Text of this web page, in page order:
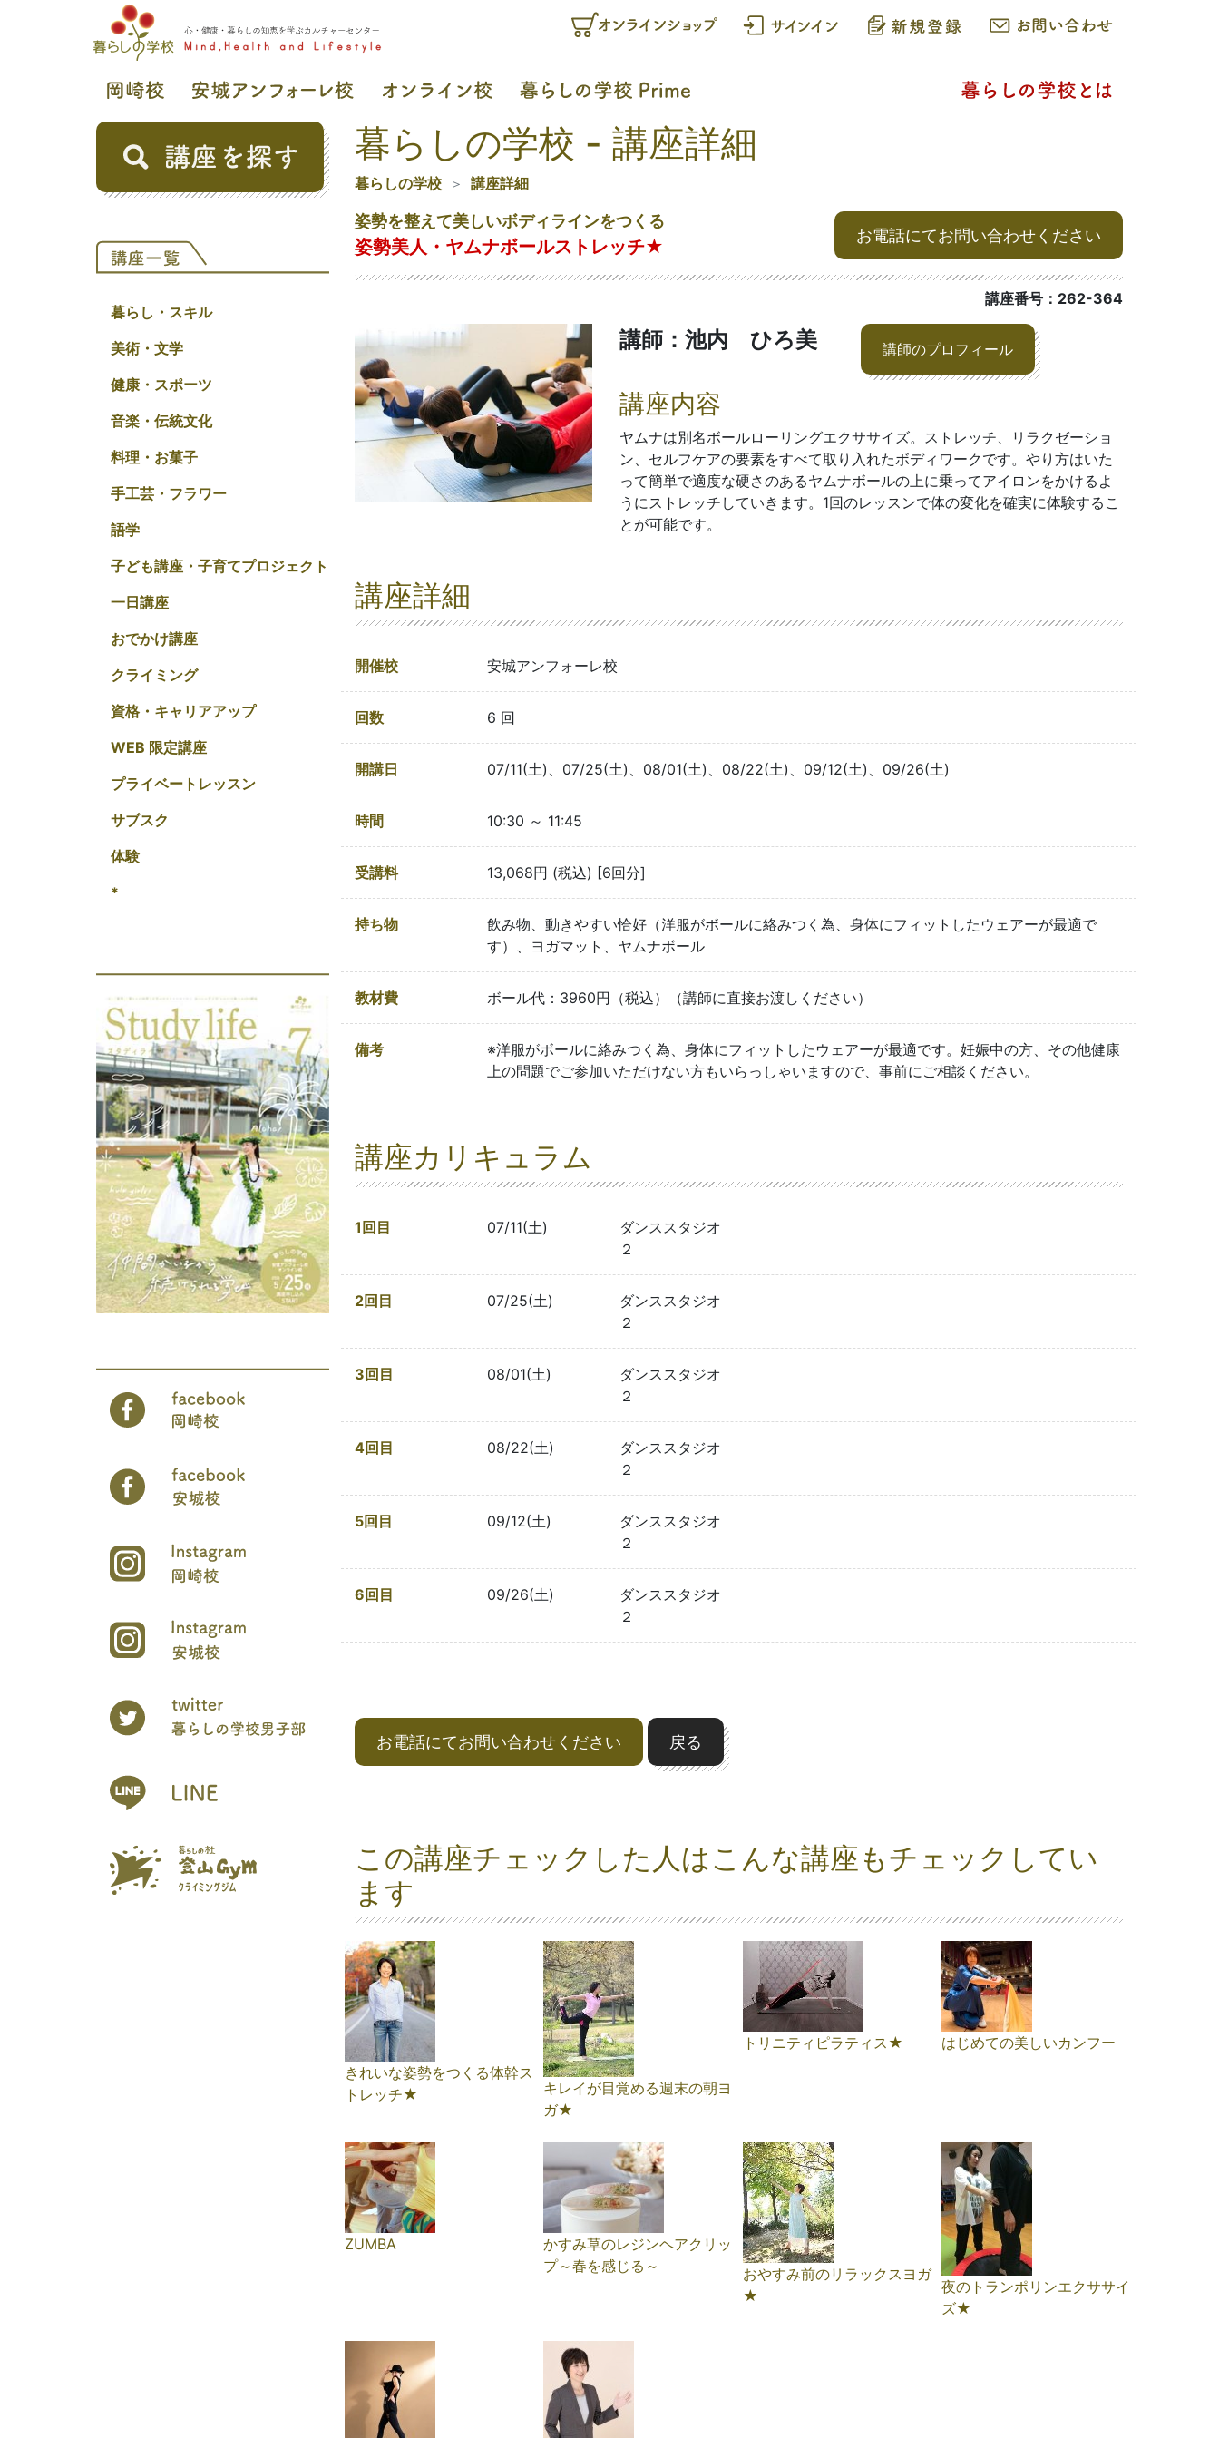
暮らし・スキル
美術・文学
健康・スポーツ
音楽・伝統文化
料理・お菓子
手工芸・フラワー
語学
子ども講座・子育てプロジェクト
一日講座
おでかけ講座
クライミング
資格・キャリアアップ
WEB 限定講座
プライベートレッスン
サブスク
体験
*
暮らしの学校 - 講座詳細
暮らしの学校 講座詳細
姿勢を整えて美しいボディラインをつくる
姿勢美人・ヤムナボールストレッチ★
お電話にてお問い合わせください
講座番号：262-364
講師：池内 ひろ美 講師のプロフィール
講座内容
ヤムナは別名ボールローリングエクササイズ。ストレッチ、リラクゼーショ
ン、セルフケアの要素をすべて取り入れたボディワークです。やり方はいた
って簡単で適度な硬さのあるヤムナボールの上に乗ってアイロンをかけるよ
うにストレッチしていきます。1回のレッスンで体の変化を確実に体験するこ
とが可能です。
講座詳細
開催校 安城アンフォーレ校
回数 6 回
開講日 07/11(土)、07/25(土)、08/01(土)、08/22(土)、09/12(土)、09/26(土)
時間 10:30 ～ 11:45
受講料 13,068円 (税込) [6回分]
持ち物
飲み物、動きやすい恰好（洋服がボールに絡みつく為、身体にフィットしたウェアーが最適で
す）、ヨガマット、ヤムナボール
教材費 ボール代：3960円（税込）（講師に直接お渡しください）
備考
※洋服がボールに絡みつく為、身体にフィットしたウェアーが最適です。妊娠中の方、その他健康
上の問題でご参加いただけない方もいらっしゃいますので、事前にご相談ください。
講座カリキュラム
1回目 07/11(土)
ダンススタジオ
２
2回目 07/25(土)
ダンススタジオ
２
3回目 08/01(土)
ダンススタジオ
２
4回目 08/22(土)
ダンススタジオ
２
5回目 09/12(土)
ダンススタジオ
２
6回目 09/26(土)
ダンススタジオ
２
お電話にてお問い合わせください 戻る
この講座チェックした人はこんな講座もチェックしてい
ます
きれいな姿勢をつくる体幹ス
トレッチ★
キレイが目覚める週末の朝ヨ
ガ★
トリニティピラティス★ はじめての美しいカンフー
ZUMBA
かすみ草のレジンヘアクリッ
プ～春を感じる～
おやすみ前のリラックスヨガ
★
夜のトランポリンエクササイ
ズ★